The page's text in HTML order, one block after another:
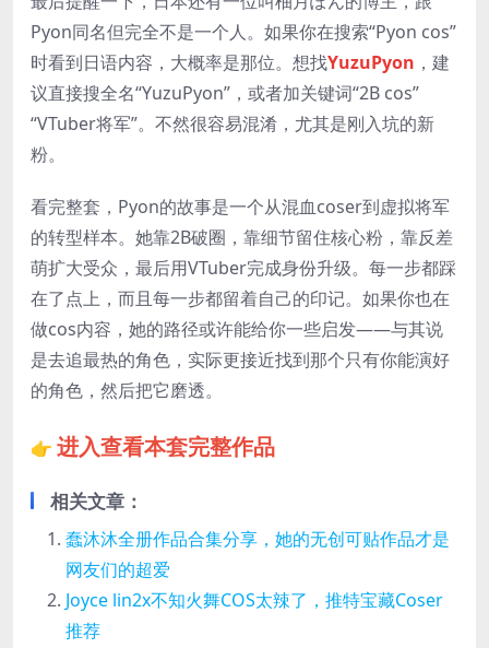
Pyon同名但完全不是一个人。如果你在搜索“Pyon cos”
时看到日语内容，大概率是那位。想找YuzuPyon ，建
议直接搜全名“YuzuPyon”，或者加关键词“2B cos”
“VTuber将军”。不然很容易混淆，尤其是刚入坑的新
粉。
看完整套，Pyon的故事是一个从混血coser到虚拟将军
的转型样本。她靠2B破圈，靠细节留住核心粉，靠反差
萌扩大受众，最后用VTuber完成身份升级。每一步都踩
在了点上，而且每一步都留着自己的印记。如果你也在
做cos内容，她的路径或许能给你一些启发——与其说
是去追最热的角色，实际更接近找到那个只有你能演好
的角色，然后把它磨透。
👉 进入查看本套完整作品
相关文章：
蠢沐沐全册作品合集分享，她的无创可贴作品才是
网友们的超爱
Joyce lin2x不知火舞COS太辣了，推特宝藏Coser
推荐